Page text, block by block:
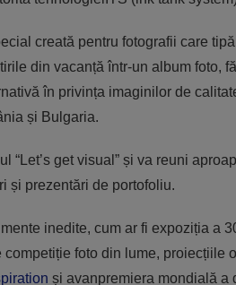
creată pentru fotografii care
din vacanță într-un album foto,
în privința imaginilor de
și Bulgaria.
get visual” și va reuni
și prezentări de portofoliu.
inedite, cum ar fi expoziția a
foto din lume, proiecțiile
și avanpremiera mondială a